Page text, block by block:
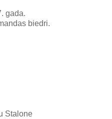
gada.
biedri.
Stalone